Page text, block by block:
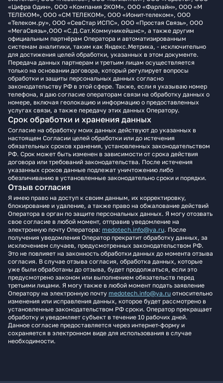
«Цифра Один», ООО «Компания 2КОМ», ООО «Фарлайн», ООО «М
ТЕЛЕКОМ», ООО «СМ ТЕЛЕКОМ», ООО «Ионит-телеком», ООО
«Телеком.ру», ООО «СевСтар ИСПС», ООО «Простая Связь», ООО
«МегаСвязь»,ООО «С.Д.Сат.Коммуникейшнс», а также другим
официальным партнёрам Оператора и автоматизированным
системам аналитики, таким как Яндекс.Метрика, - исключительно
для достижения целей обработки, указанных в этом документе.
Передача данных партнерам и третьим лицам осуществляется
только на основании договора, который регулирует вопросы
обработки и защиты персональных данных согласно
законодательству РФ в этой сфере. Также, если я указываю номер
телефона, я даю согласие операторам связи на обработку данных о
номере, включая геолокацию и информацию о предоставленных
услугах связи, а также передачу этих данных Оператору.
Срок обработки и хранения данных
Согласие на обработку моих данных действуют до указанных в
настоящем Согласии целей обработки или до истечения
обязательных сроков хранения, установленных законодательством
РФ. Срок может быть изменен в зависимости от срока действия
договора или требований законодательства. После истечения
указанных сроков данные подлежат уничтожению либо
обезличиванию в установленные законодательно сроки и порядки.
Отзыв согласия
Я имею право на доступ к своим данным, их корректировку,
блокирование и удаление, а также право на обжалование действий
Оператора в орган по защите персональных данных. Я могу отозвать
свое согласие в любой момент, отправив уведомление на
электронную почту Оператора: medotech.info@ya.ru. После
получения уведомления Оператор прекратит обработку данных, за
исключением случаев, предусмотренных законодательством РФ.
Это не повлияет на законность обработки данных до момента отзыва
согласия. В случае отзыва согласия, обработка данных, которые
уже были обработаны до отзыва, будет продолжаться, если это
предусмотрено законом или выполнением обязательств перед
третьими лицами. Я могу также в любой момент подать заявление
Оператору на электронную почту medotech.info@ya.ru относительно
изменения или исправления данных, которое будет рассмотрено в
установленные законодательством РФ сроки. Оператор прекращает
обработку и уведомляет субъект в течение 10 рабочих дней.
Данное согласие предоставляется через интернет-форму и
сохраняется в электронном виде для использования в случае
необходимости.